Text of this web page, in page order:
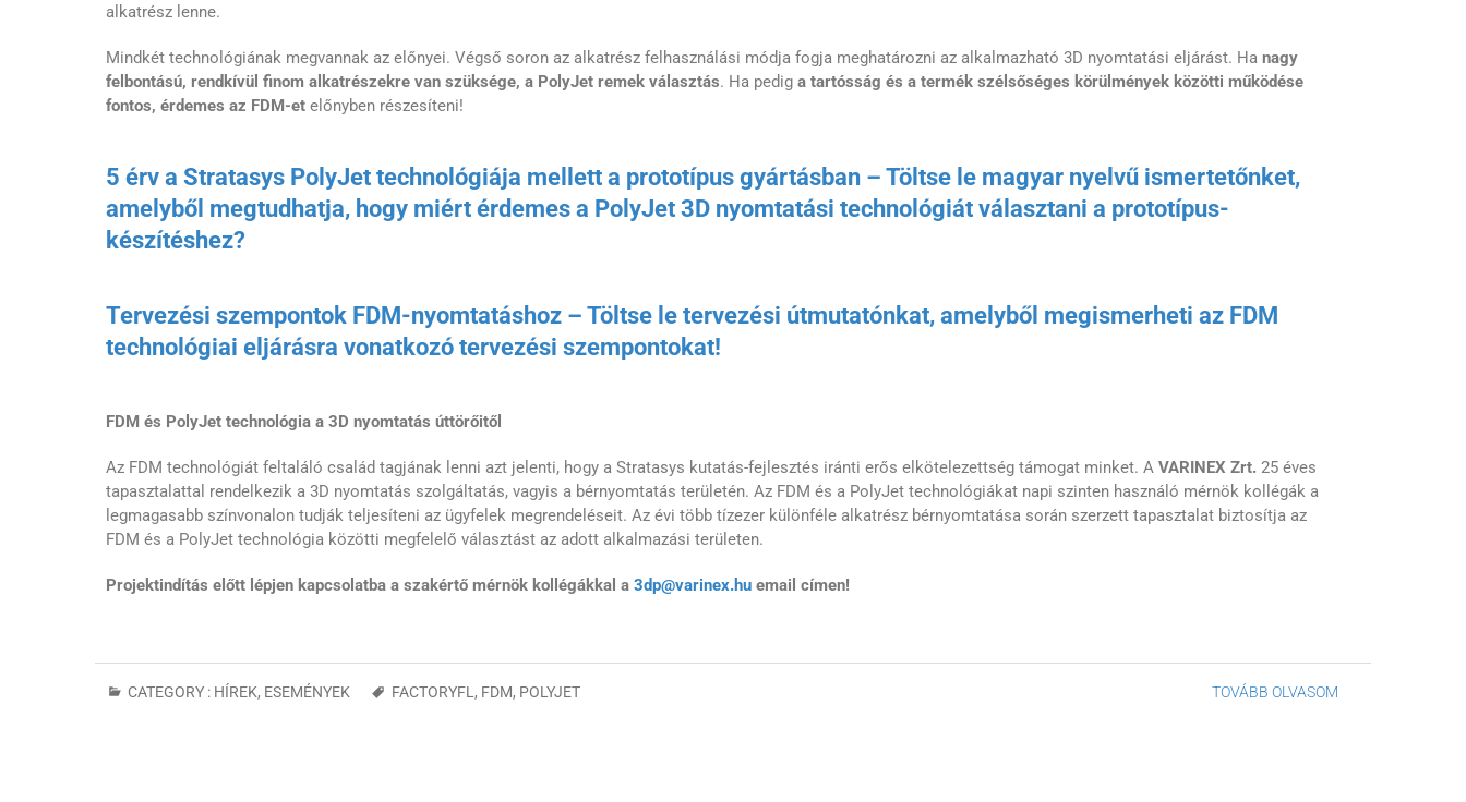
alkatrész lenne.
Mindkét technológiának megvannak az előnyei. Végső soron az alkatrész felhasználási módja fogja meghatározni az alkalmazható 3D nyomtatási eljárást. Ha nagy
felbontású, rendkívül finom alkatrészekre van szüksége, a PolyJet remek választás. Ha pedig a tartósság és a termék szélsőséges körülmények közötti működése
fontos, érdemes az FDM-et előnyben részesíteni!
5 érv a Stratasys PolyJet technológiája mellett a prototípus gyártásban – Töltse le magyar nyelvű ismertetőnket,
amelyből megtudhatja, hogy miért érdemes a PolyJet 3D nyomtatási technológiát választani a prototípus-
készítéshez?
Tervezési szempontok FDM-nyomtatáshoz – Töltse le tervezési útmutatónkat, amelyből megismerheti az FDM
technológiai eljárásra vonatkozó tervezési szempontokat!
FDM és PolyJet technológia a 3D nyomtatás úttörőitől
Az FDM technológiát feltaláló család tagjának lenni azt jelenti, hogy a Stratasys kutatás-fejlesztés iránti erős elkötelezettség támogat minket. A VARINEX Zrt. 25 éves
tapasztalattal rendelkezik a 3D nyomtatás szolgáltatás, vagyis a bérnyomtatás területén. Az FDM és a PolyJet technológiákat napi szinten használó mérnök kollégák a
legmagasabb színvonalon tudják teljesíteni az ügyfelek megrendeléseit. Az évi több tízezer különféle alkatrész bérnyomtatása során szerzett tapasztalat biztosítja az
FDM és a PolyJet technológia közötti megfelelő választást az adott alkalmazási területen.
Projektindítás előtt lépjen kapcsolatba a szakértő mérnök kollégákkal a 3dp@varinex.hu email címen!
CATEGORY : HÍREK, ESEMÉNYEK FACTORYFL, FDM, POLYJET TOVÁBB OLVASOM